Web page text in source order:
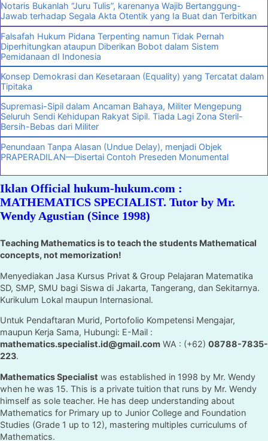
Notaris Bukanlah “Juru Tulis”, karenanya Wajib Bertanggung-
Jawab terhadap Segala Akta Otentik yang Ia Buat dan Terbitkan
Falsafah Hukum Pidana Terpenting namun Tidak Pernah
Diperhitungkan ataupun Diberikan Bobot dalam Sistem
Pemidanaan dI Indonesia
Konsep Demokrasi dan Kesetaraan (Equality) yang Tercatat dalam
Tipitaka
Supremasi-Sipil dalam Ancaman Bahaya, Militer Mengepung
Seluruh Sendi Kehidupan Rakyat Sipil. Tiada Lagi Zona Steril-
Bersih-Bebas dari Militer
Penundaan Tanpa Alasan (Undue Delay), menjadi Objek
PRAPERADILAN—Disertai Contoh Preseden Monumental
Iklan Official hukum-hukum.com :
MATHEMATICS SPECIALIST. Tutor by Mr.
Wendy Agustian (Since 1998)
Teaching Mathematics is to teach the students Mathematical
concepts, not memorization!
Menyediakan Jasa Kursus Privat & Group Pelajaran Matematika
SD, SMP, SMU bagi Siswa di Jakarta, Tangerang, dan Sekitarnya.
Kurikulum Lokal maupun Internasional.
Untuk Pendaftaran Murid, Portofolio Kompetensi Mengajar,
maupun Kerja Sama, Hubungi: E-Mail :
mathematics.specialist.id@gmail.com WA : (+62) 08788-7835-
223.
Mathematics Specialist was established in 1998 by Mr. Wendy
when he was 15. This is a private tuition that runs by Mr. Wendy
himself as sole teacher. He has deep understanding about
Mathematics for Primary up to Junior College and Foundation
Studies (Grade 1 up to 12), mastering multiples curriculums of
Mathematics.